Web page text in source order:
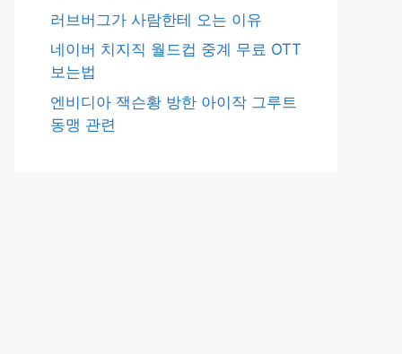
러브버그가 사람한테 오는 이유
네이버 치지직 월드컵 중계 무료 OTT
보는법
엔비디아 잭슨황 방한 아이작 그루트
동맹 관련